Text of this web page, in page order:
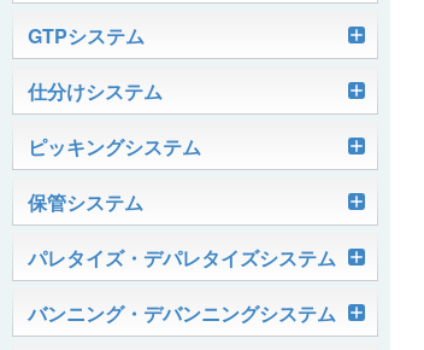
軽搬送コンベヤ
ベルコンミニ
ファインコンベヤ
マグネット駆動コンベヤ
ジャブコン®
プラスチックベルトコンベヤ
ケース搬送コンベヤ
ユニコンV
ユニコンJr
クールコンベヤ®Ⅱ
チェーン駆動ローラコンベヤ
グラビティコンベヤ
ローラコンベヤ
ホイールコンベヤ
フリーカーブコンベヤ
モータローラ＆コンベヤ
モータローラ単体
モータローラコンベヤ
マテハン機器
オークラホッパー
生産終了品
GTPシステム
Skypod®（スカイポッド）
AGVシステム
OKURUN® /TW300
仕分けシステム
ユニソーター
ハイスピードソーター
ディスクソーター
アングルソーター
ピッキングシステム
PTIシステム
ピカトルシリーズ
HASS（ハズ）シリーズ
保管システム
Quick Shuttle®
パレタイズ・デパレタイズシステム
ロボットパレタイザ
バンニング・デバンニングシステム